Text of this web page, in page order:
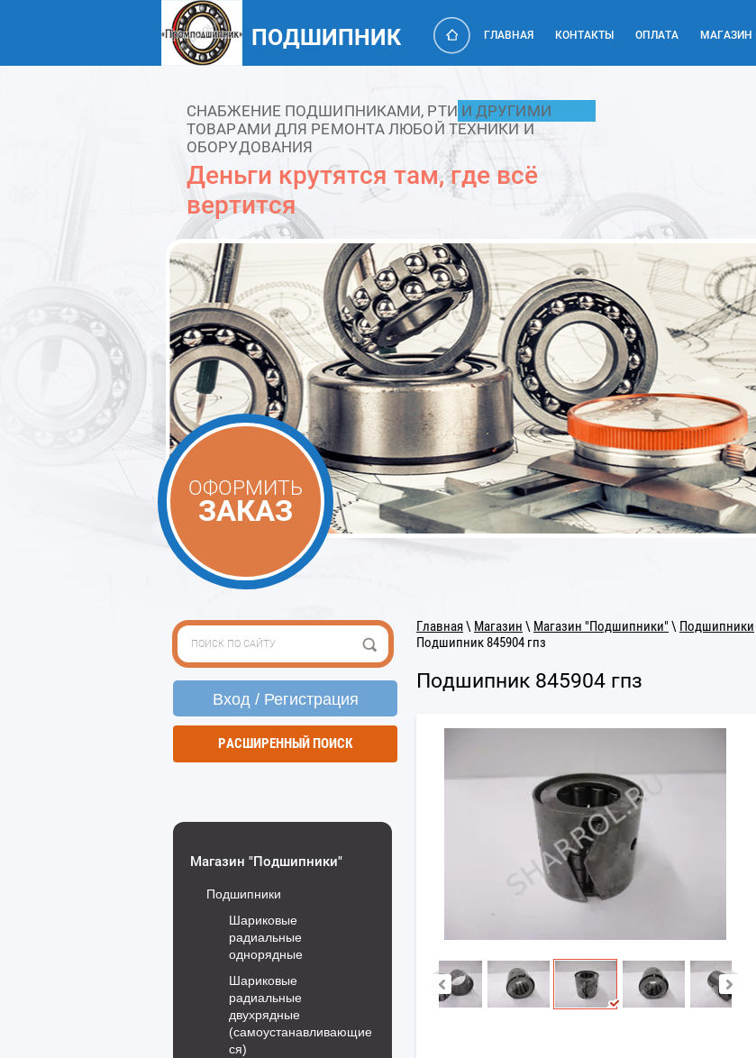
ПОДШИПНИК ГЛАВНАЯ КОНТАКТЫ ОПЛАТА МАГАЗИН
СНАБЖЕНИЕ ПОДШИПНИКАМИ, РТИ И ДРУГИМИ
ТОВАРАМИ ДЛЯ РЕМОНТА ЛЮБОЙ ТЕХНИКИ И
ОБОРУДОВАНИЯ
Деньги крутятся там, где всё
вертится
ОФОРМИТЬ
ЗАКАЗ
Вход / Регистрация
РАСШИРЕННЫЙ ПОИСК
Магазин "Подшипники"
Подшипники
Шариковые
радиальные
однорядные
Шариковые
радиальные
двухрядные
(самоустанавливающие
ся)
Главная\ Магазин \ Магазин "Подшипники" \ Подшипники
Подшипник 845904 гпз
Подшипник 845904 гпз